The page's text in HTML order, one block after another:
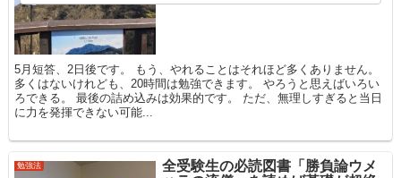
5月短答、2日後です。 もう、やれることはそれほど多くありません。
多くはないけれども、20時間は勉強できます。 やろうと思えばいろい
ろできる。 最後の詰め込みは効果的です。 ただ、無理しすぎると当日
に力を発揮できない可能...
勉強法
全受験生の必読図書「勝負論ウメ